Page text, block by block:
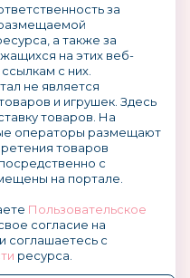
за
а также за
на этих веб-
с них.
не является
и игрушек. Здесь
товаров. На
операторы размещают
товаров
с
на портале.
Пользовательское
согласие на
соглашаетесь с
ресурса.